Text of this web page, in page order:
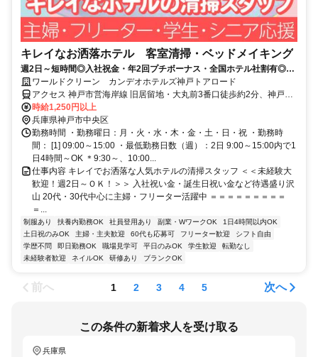
キレイなお洒落ホテル 客室清掃・ベッドメイキング
週2日～短時間◎入社祝金・年2回プチボーナス・全国ホテル社割有◎主
婦・フリーター・学生・シニア活躍中
ワールドクリーン カンデオホテルズ神戸トアロード
アクセス 神戸市営海岸線 旧居留地・大丸前3番口徒歩約2分、神戸高
速鉄道東西線 元町〔阪神線〕東出口徒歩約3分、阪神本線/阪神なんば
線 元町〔阪神線〕東出口徒歩約3分 阪神・JR「元町駅」から徒歩3分
＊阪急「神戸三宮」駅から徒歩5分 ＊交通費支給
時給1,250円以上
兵庫県神戸市中央区
勤務時間 ・勤務曜日：月・火・水・木・金・土・日・祝 ・勤務時
間： [1] 09:00～15:00 ・最低勤務日数（週）：2日 9:00～15:00内で1
日4時間～OK ＊9:30～、10:00...
仕事内容 キレイでお洒落な人気ホテルの清掃スタッフ ＜＜未経験大
歓迎！週2日～ＯＫ！＞＞ 入社祝い金・誕生日祝い金など待遇盛り沢
山 20代・30代中心に主婦・フリーター活躍中 ＝＝＝＝＝＝＝＝＝
＝...
制服あり 扶養内勤務OK 社員登用あり 副業・WワークOK
1日4時間以内OK
土日祝のみOK
主婦・主夫歓迎 60代も応募可 フリーター歓迎
シフト自由
学歴不問
即日勤務OK 職場見学可 平日のみOK 学生歓迎
転勤なし
未経験者歓迎
ネイルOK 研修あり ブランクOK
前へ 1 2 3 4 5 次へ
この条件の新着求人を受け取る
兵庫県